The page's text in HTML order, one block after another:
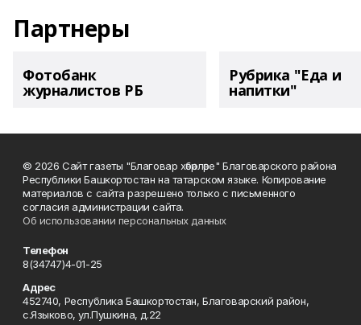
Партнеры
Фотобанк
журналистов РБ
Рубрика "Еда и
напитки"
© 2026 Сайт газеты "Благовар хәбәрләре" Благоварского района
Республики Башкортостан на татарском языке. Копирование
материалов с сайта разрешено только с письменного
согласия администрации сайта.
Об использовании персональных данных
Телефон
8(34747)4-01-25
Адрес
452740, Республика Башкортостан, Благоварский район,
с.Языково, ул.Пушкина, д.22